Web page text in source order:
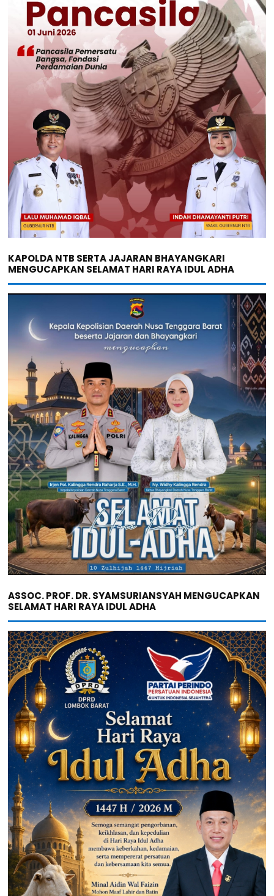
KAPOLDA NTB SERTA JAJARAN BHAYANGKARI
MENGUCAPKAN SELAMAT HARI RAYA IDUL ADHA
ASSOC. PROF. DR. SYAMSURIANSYAH MENGUCAPKAN
SELAMAT HARI RAYA IDUL ADHA